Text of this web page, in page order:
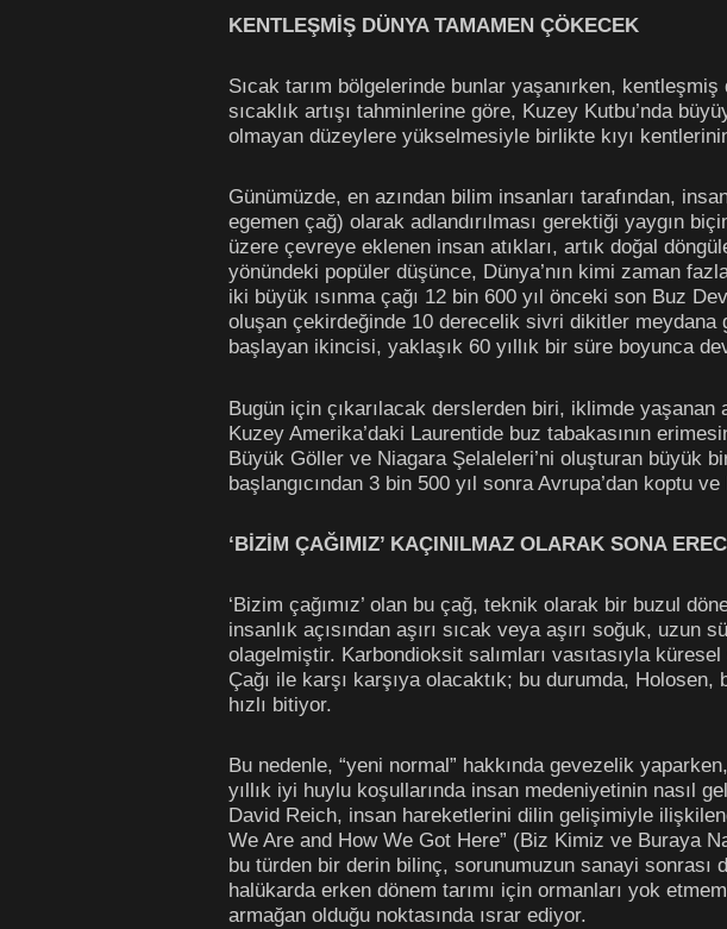
KENTLEŞMİŞ DÜNYA TAMAMEN ÇÖKECEK
Sıcak tarım bölgelerinde bunlar yaşanırken,
sıcaklık artışı tahminlerine göre, Kuzey Kutbu’nda
olmayan düzeylere yükselmesiyle birlikte kıyı
Günümüzde, en azından bilim insanları tarafından,
egemen çağ) olarak adlandırılması gerektiği yaygın
üzere çevreye eklenen insan atıkları, artık doğal
yönündeki popüler düşünce, Dünya’nın kimi zaman
iki büyük ısınma çağı 12 bin 600 yıl önceki son Buz
oluşan çekirdeğinde 10 derecelik sivri dikitler meydana
başlayan ikincisi, yaklaşık 60 yıllık bir süre boyunca
Bugün için çıkarılacak derslerden biri, iklimde yaşanan
Kuzey Amerika’daki Laurentide buz tabakasının
Büyük Göller ve Niagara Şelaleleri’ni oluşturan büyük
başlangıcından 3 bin 500 yıl sonra Avrupa’dan koptu
‘BİZİM ÇAĞIMIZ’ KAÇINILMAZ OLARAK SONA
‘Bizim çağımız’ olan bu çağ, teknik olarak bir buzul
insanlık açısından aşırı sıcak veya aşırı soğuk,
olagelmiştir. Karbondioksit salımları vasıtasıyla
Çağı ile karşı karşıya olacaktık; bu durumda,
hızlı bitiyor.
Bu nedenle, “yeni normal” hakkında gevezelik
yıllık iyi huylu koşullarında insan medeniyetinin nasıl
David Reich, insan hareketlerini dilin gelişimiyle
We Are and How We Got Here” (Biz Kimiz ve Buraya
bu türden bir derin bilinç, sorunumuzun sanayi sonrası
halükarda erken dönem tarımı için ormanları yok
armağan olduğu noktasında ısrar ediyor.